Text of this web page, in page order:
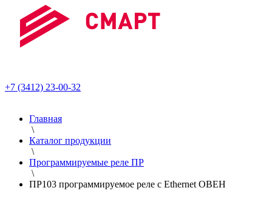
+7 (3412) 23-00-32
Главная
\
Каталог продукции
\
Программируемые реле ПР
\
ПР103 программируемое реле с Ethernet ОВЕН